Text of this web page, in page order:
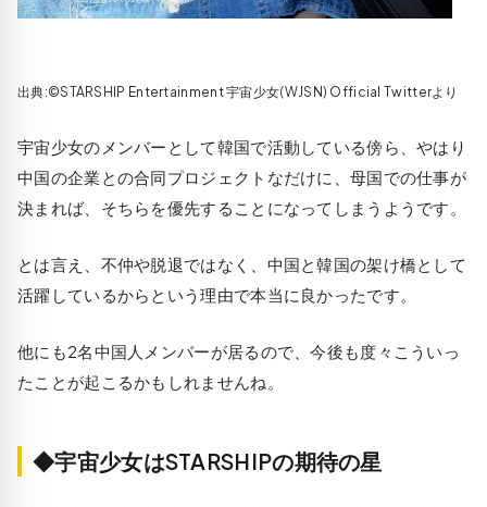
出典:©STARSHIP Entertainment 宇宙少女(WJSN) Official Twitterより
宇宙少女のメンバーとして韓国で活動している傍ら、やはり
中国の企業との合同プロジェクトなだけに、母国での仕事が
決まれば、そちらを優先することになってしまうようです。
とは言え、不仲や脱退ではなく、中国と韓国の架け橋として
活躍しているからという理由で本当に良かったです。
他にも2名中国人メンバーが居るので、今後も度々こういっ
たことが起こるかもしれませんね。
◆宇宙少女はSTARSHIPの期待の星